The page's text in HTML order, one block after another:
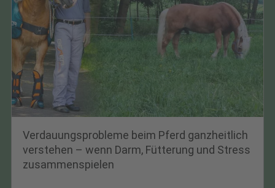
Verdauungsprobleme beim Pferd ganzheitlich
verstehen – wenn Darm, Fütterung und Stress
zusammenspielen